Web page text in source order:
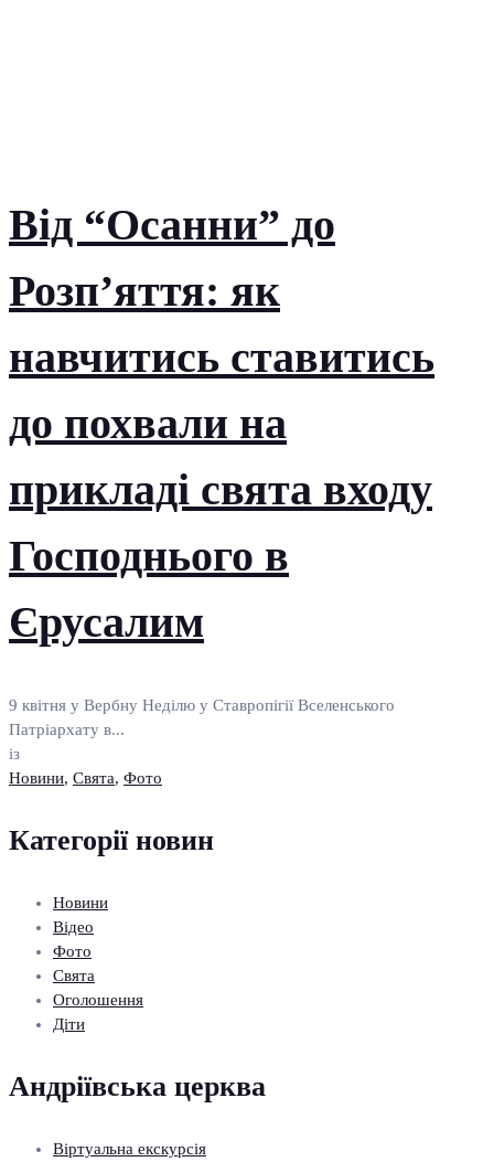
Від “Осанни” до
Розп’яття: як
навчитись ставитись
до похвали на
прикладі свята входу
Господнього в
Єрусалим
9 квітня у Вербну Неділю у Ставропігії Вселенського
Патріархату в...
із
Новини, Свята, Фото
Категорії новин
Новини
Відео
Фото
Свята
Оголошення
Діти
Андріївська церква
Віртуальна екскурсія